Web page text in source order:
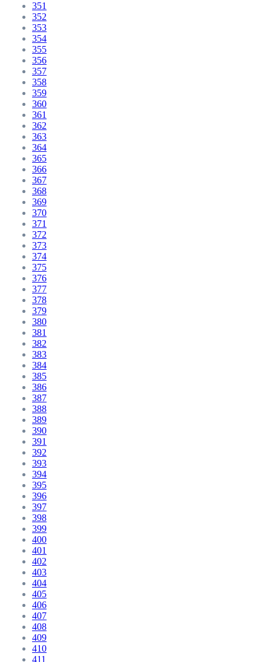
351
352
353
354
355
356
357
358
359
360
361
362
363
364
365
366
367
368
369
370
371
372
373
374
375
376
377
378
379
380
381
382
383
384
385
386
387
388
389
390
391
392
393
394
395
396
397
398
399
400
401
402
403
404
405
406
407
408
409
410
411